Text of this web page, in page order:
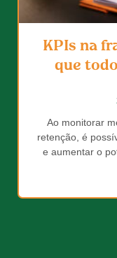
KPIs na
que
Ao monitorar
retenção, é
e aumentar o